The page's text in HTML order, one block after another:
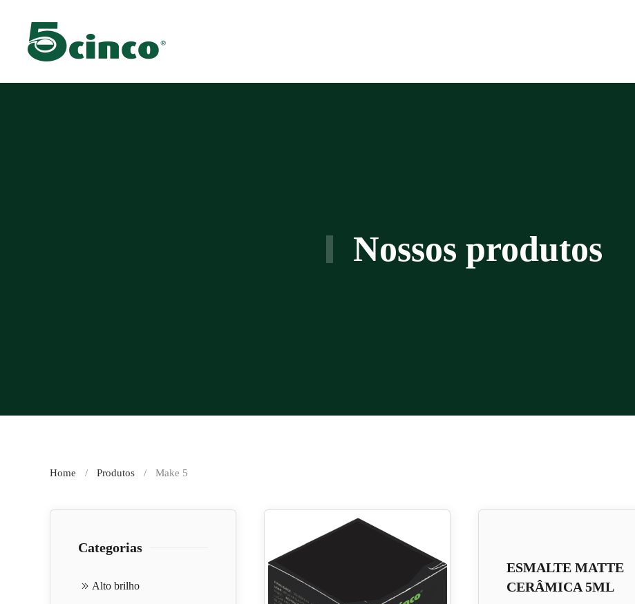
Skip to main content
Nossos produtos
Home Produtos Make 5
Categorias
Alto brilho
ESMALTE MATTE
CERÂMICA 5ML